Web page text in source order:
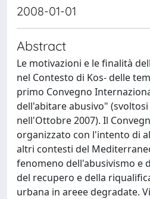
2008-01-01
Abstract
Le motivazioni e le finalità
nel Contesto di Kos- delle
primo Convegno
dell'abitare abusivo"
nell'Ottobre 2007). Il
organizzato con l'intento di
altri contesti del
fenomeno dell'abusivismo e
del recupero e della
urbana in areee degradate.